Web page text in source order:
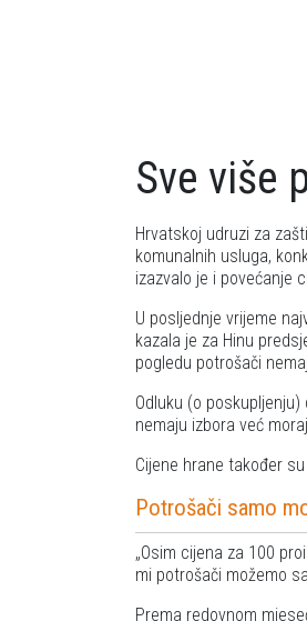
Sve više
Hrvatskoj udruzi za
komunalnih usluga,
izazvalo je i povećanje
U posljednje vrijeme
kazala je za Hinu
pogledu potrošači
Odluku (o
nemaju izbora već
Cijene hrane također
Potrošači samo
Osim cijena za 100
mi potrošači možemo
Prema redovnom